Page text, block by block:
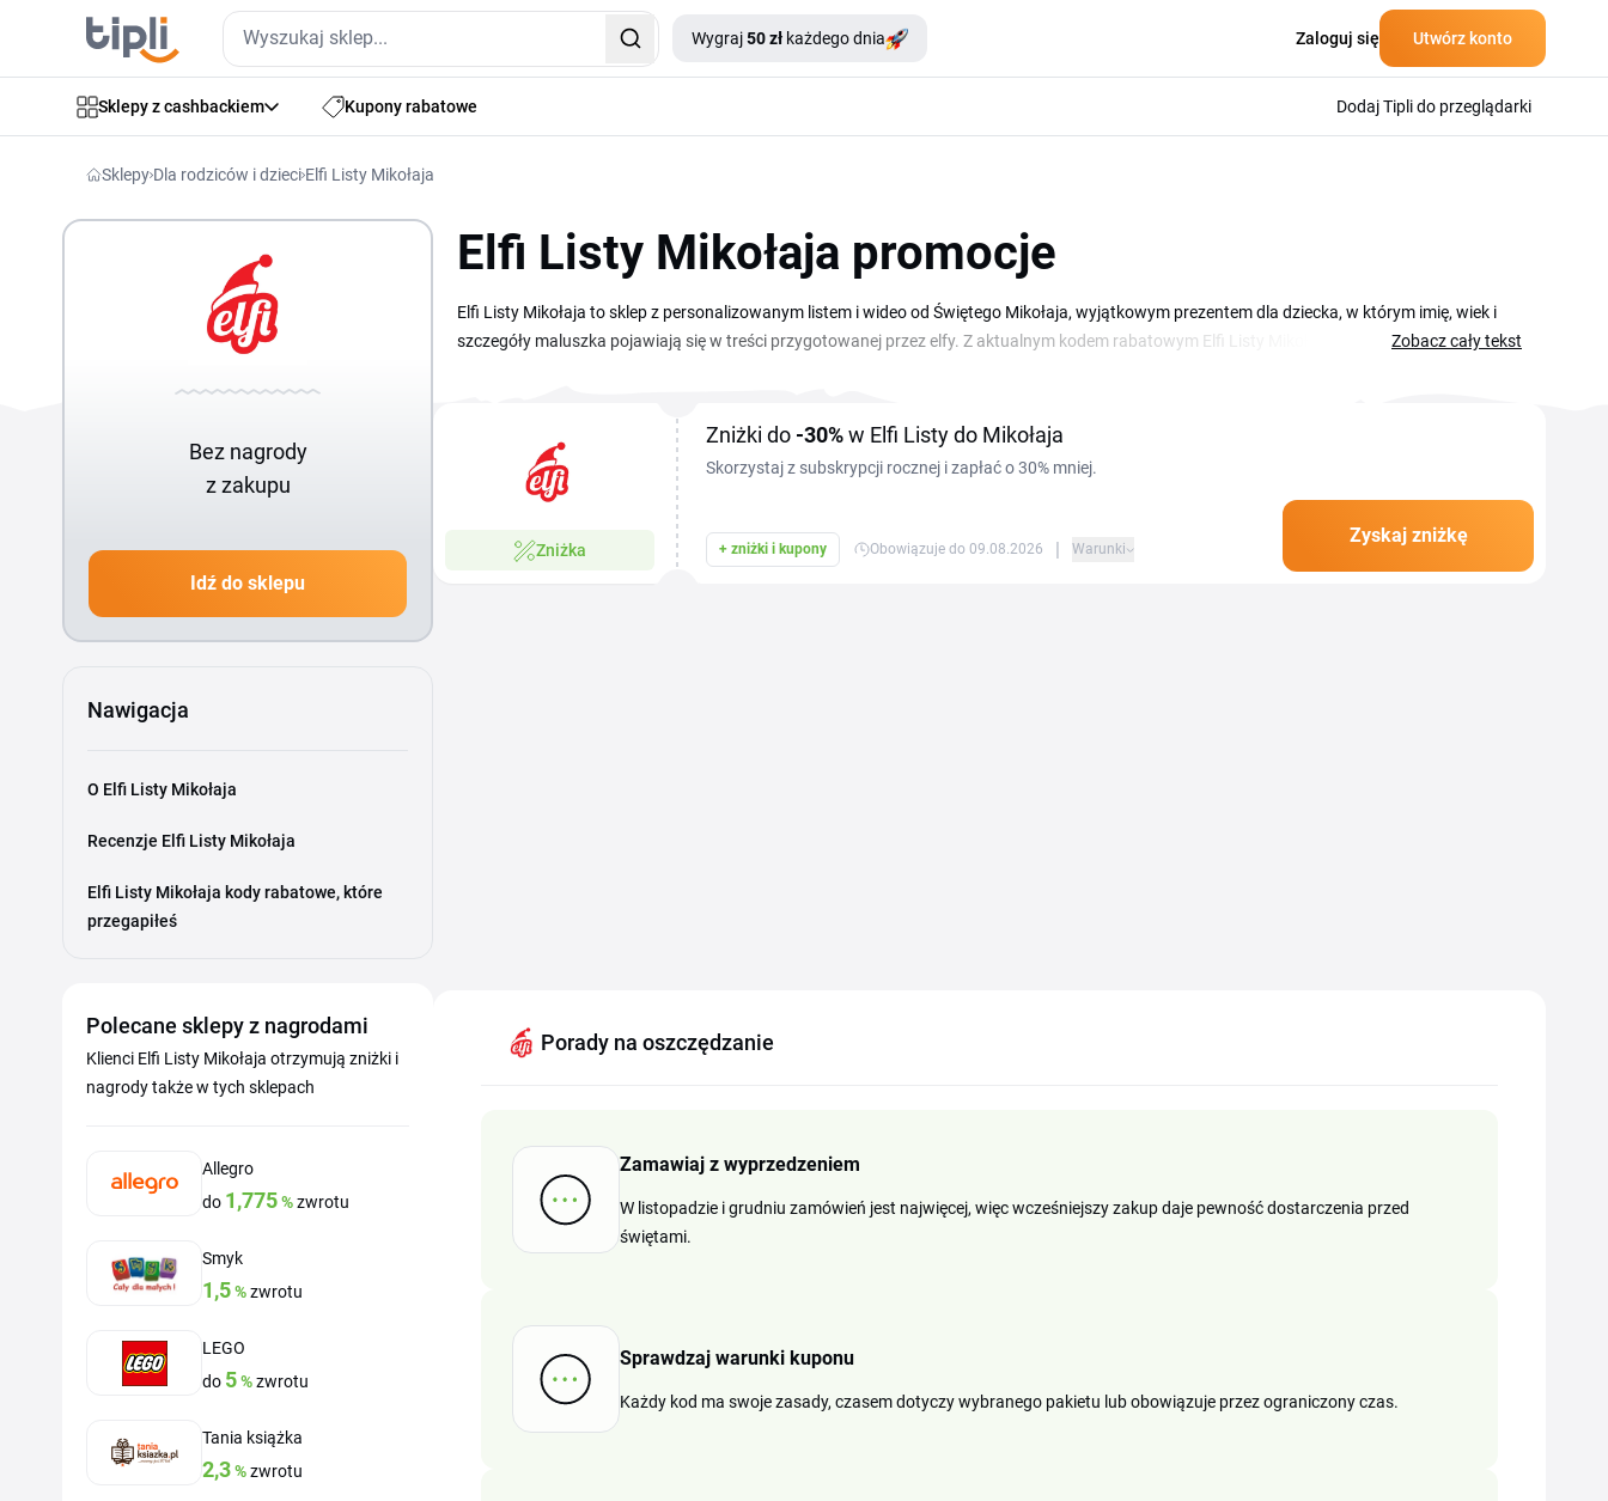
Wygraj50 zł każdego dnia Zaloguj się Utwórz konto
Sklepy z cashbackiem Kupony rabatowe Dodaj Tipli do przeglądarki
Sklepy Dla rodziców i dzieci Elfi Listy Mikołaja
Bez nagrody
z zakupu
Idź do sklepu
Nawigacja
O Elfi Listy Mikołaja
Recenzje Elfi Listy Mikołaja
Elfi Listy Mikołaja kody rabatowe, które
przegapiłeś
Polecane sklepy z nagrodami
Klienci Elfi Listy Mikołaja otrzymują zniżki i
nagrody także w tych sklepach
Allegro
do 1,775%zwrotu
Smyk
1,5%zwrotu
LEGO
do 5%zwrotu
Tania książka
2,3%zwrotu
Elfi Listy Mikołaja promocje
Elfi Listy Mikołaja to sklep z personalizowanym listem i wideo od Świętego Mikołaja, wyjątkowym prezentem dla dziecka, w którym imię, wiek i
szczegóły maluszka pojawiają się w treści przygotowanej przez elfy. Z aktualnym kodem rabatowym Elfi Listy Mikołaja zamówisz taki upominek
przygotujesz świąteczną niespodziankę spokojnie, bez przepłacania.
Zobacz cały tekst
Zniżka
Zniżki do -30%w Elfi Listy do Mikołaja
Skorzystaj z subskrypcji rocznej i zapłać o 30% mniej.
+ zniżki i kupony Obowiązuje do 09.08.2026 | Warunki
Zyskaj zniżkę
Porady na oszczędzanie
Zamawiaj z wyprzedzeniem
W listopadzie i grudniu zamówień jest najwięcej, więc wcześniejszy zakup daje pewność dostarczenia przed
świętami.
Sprawdzaj warunki kuponu
Każdy kod ma swoje zasady, czasem dotyczy wybranego pakietu lub obowiązuje przez ograniczony czas.